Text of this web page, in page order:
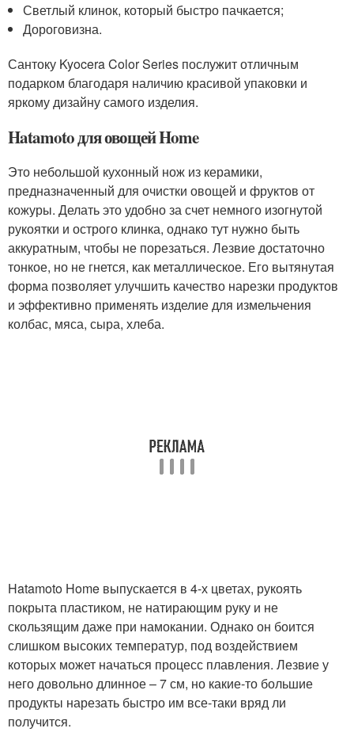
Светлый клинок, который быстро пачкается;
Дороговизна.
Сантоку Kyocera Color Series послужит отличным
подарком благодаря наличию красивой упаковки и
яркому дизайну самого изделия.
Hatamoto для овощей Home
Это небольшой кухонный нож из керамики,
предназначенный для очистки овощей и фруктов от
кожуры. Делать это удобно за счет немного изогнутой
рукоятки и острого клинка, однако тут нужно быть
аккуратным, чтобы не порезаться. Лезвие достаточно
тонкое, но не гнется, как металлическое. Его вытянутая
форма позволяет улучшить качество нарезки продуктов
и эффективно применять изделие для измельчения
колбас, мяса, сыра, хлеба.
Hatamoto Home выпускается в 4-х цветах, рукоять
покрыта пластиком, не натирающим руку и не
скользящим даже при намокании. Однако он боится
слишком высоких температур, под воздействием
которых может начаться процесс плавления. Лезвие у
него довольно длинное – 7 см, но какие-то большие
продукты нарезать быстро им все-таки вряд ли
получится.